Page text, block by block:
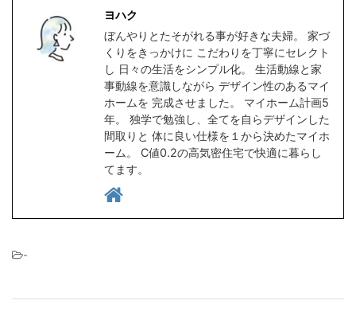
ヨハク
ぼんやりとたそがれる事が好きな夫婦。 家づ
くりをきっかけに こだわりを丁寧にセレクト
し 日々の生活をシンプル化。 生活動線と家
事動線を意識しながら デザイン性のあるマイ
ホームを 完成させました。 マイホーム計画5
年。 独学で勉強し、全てを自らデザインした
間取りと 体に良い仕様を１から決めたマイホ
ーム。 C値0.2の高気密住宅で快適に暮らし
てます。
-